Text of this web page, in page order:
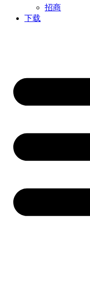
招商
下载